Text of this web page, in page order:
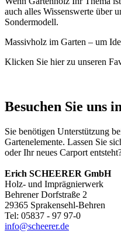
auch alles Wissenswerte über
Sondermodell.
Massivholz im Garten – um
Klicken Sie hier zu unseren
Besuchen Sie uns
Sie benötigen Unterstützung
Gartenelemente. Lassen Sie
oder Ihr neues Carport
Erich SCHEERER GmbH
Holz- und Imprägnierwerk
Behrener Dorfstraße 2
29365 Sprakensehl-Behren
Tel: 05837 - 97 97-0
info@scheerer.de